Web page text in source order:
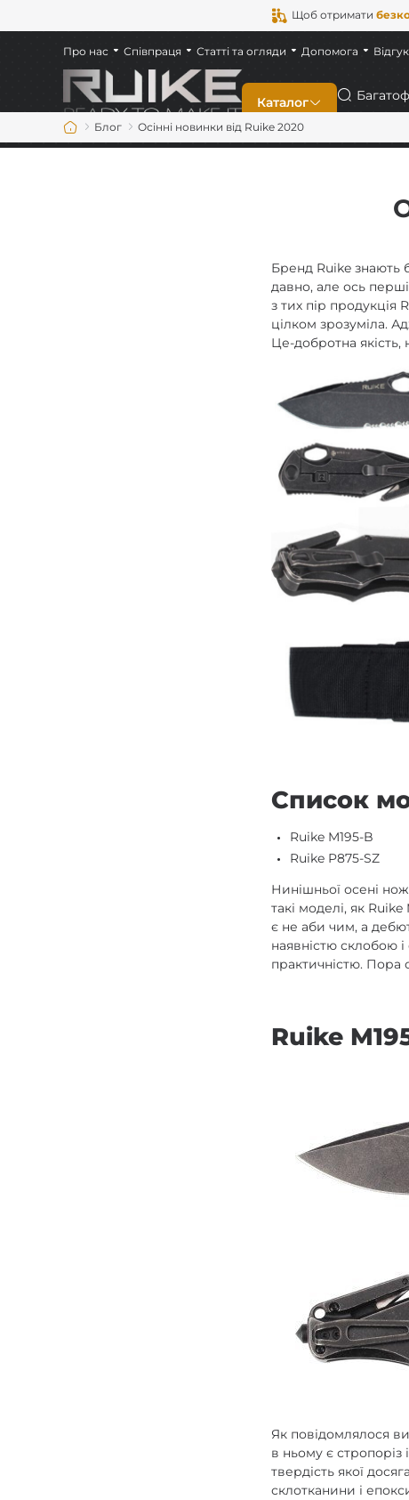
Щоб отримати
Каталог
Фіксовані
Тактичні
Для захисників
Мисливські
Рибальські
Пошук
Про нас Співпраця Статті та огляди Допомога
Блог Осінні новинки від Ruike 2020
Бренд Ruike знають
давно, але ось
з тих пір продукція
цілком зрозуміла.
Це-добротна якість,
Список
Ruike M195-B
Ruike P875-SZ
Нинішньої осені
такі моделі, як
є не аби чим, а
наявністю склобою
практичністю. Пора
Ruike
Як повідомлялося
в ньому є стропоріз
твердість якої
склотканини і